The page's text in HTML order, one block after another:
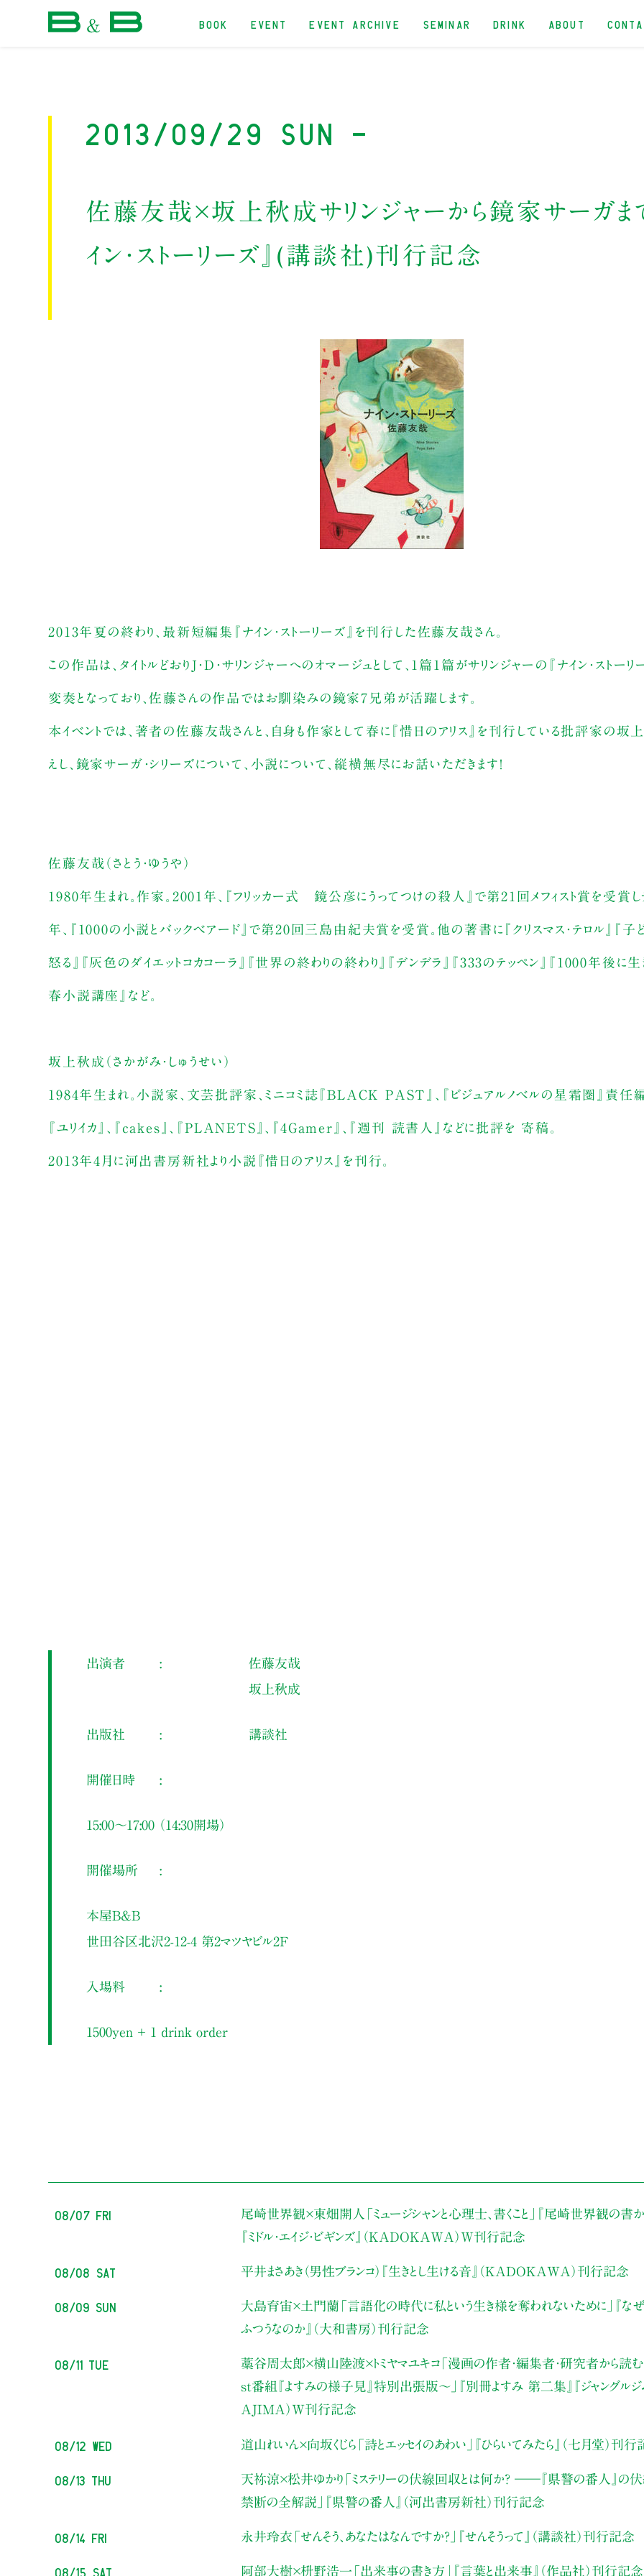
BOOK EVENT EVENT ARCHIVE SEMINAR DRINK ABOUT
2013/09/29 Sun -
佐藤友哉×坂上秋成サリンジャーから鏡家サーガま
イン・ストーリーズ』(講談社)刊行記念
2013年夏の終わり、最新短編集『ナイン・ストーリーズ』を刊行した佐藤友哉さん。
この作品は、タイトルどおりJ・D・サリンジャーへのオマージュとして、1篇1篇がサリンジャーの『ナイン・ストー
変奏となっており、佐藤さんの作品ではお馴染みの鏡家7兄弟が活躍します。
本イベントでは、著者の佐藤友哉さんと、自身も作家として春に『惜日のアリス』を刊行している批評家の坂
えし、鏡家サーガ・シリーズについて、小説について、縦横無尽にお話いただきます！
佐藤友哉（さとう・ゆうや）
1980年生まれ。作家。2001年、『フリッカー式 鏡公彦にうってつけの殺人』で第21回メフィスト賞を受賞
年、『1000の小説とバックベアード』で第20回三島由紀夫賞を受賞。他の著書に『クリスマス・テロル』『子
怒る』『灰色のダイエットコカコーラ』『世界の終わりの終わり』『デンデラ』『333のテッペン』『1000年後に
春小説講座』など。
坂上秋成（さかがみ・しゅうせい）
1984年生まれ。小説家、文芸批評家、ミニコミ誌『BLACK PAST』、『ビジュアルノベルの星霜圏』責任
『ユリイカ』、『cakes』、『PLANETS』、『4Gamer』、『週刊 読書人』などに批評を 寄稿。
2013年4月に河出書房新社より小説『惜日のアリス』を刊行。
出演者
佐藤友哉
坂上秋成
出版社 講談社
開催日時
15:00～17:00 （14:30開場）
開催場所
本屋B&B
世田谷区北沢2-12-4 第2マツヤビル2F
入場料
1500yen ＋ 1 drink order
08/07 Fri 尾崎世界観×東畑開人 「ミュージシャンと心理士、書くこと」
『尾崎世界観の書か
『ミドル・エイジ・ビギンズ』（KADOKAWA）W刊行記念
08/08 Sat 平井まさあき（男性ブランコ） 『生きとし生ける音』（KADOKAWA）刊行記念
08/09 Sun 大島育宙×土門蘭 「言語化の時代に私という生き様を奪われないために」
『な
ふつうなのか』（大和書房）刊行記念
08/11 Tue 藁谷周太郎×横山陸渡×トミヤマユキコ「漫画の作者・編集者・研究者から読む
st番組『よすみの様子見』特別出張版〜」
『別冊よすみ 第二集』『ジャングル
AJIMA）W刊行記念
08/12 Wed 道山れいん×向坂くじら 「詩とエッセイのあわい」 『ひらいてみたら』（七月堂）刊
08/13 Thu 天祢涼×松井ゆかり 「ミステリーの伏線回収とは何か？ ――『県警の番人』の
禁断の全解説」
『県警の番人』（河出書房新社）刊行記念
08/14 Fri 永井玲衣 「せんそう、あなたはなんですか？」 『せんそうって』（講談社）刊行記念
08/15 Sat 阿部大樹×枡野浩一 「出来事の書き方」 『言葉と出来事』（作品社）刊行記念